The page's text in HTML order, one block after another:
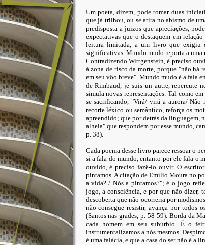
Um poeta, dizem, pode tomar duas
que já trilhou, ou se atira no abismo de
predisposta a juízos que apreciações,
expectativas que o destaquem em
leitura limitada, a um livro que exigiu
significativas. Mundo mudo reporta a
Contradizendo Wittgenstein, é preciso
à zona de risco da morte, porque "não
em seu vôo breve". Mundo mudo é a fala
de Rimbaud, je suis un autre, repercute
simula novas representações. Tal como
se sacrificando, "Virá/ virá a aurora/ Não
recorte léxico ou semântico, reforça os
apreendido; que por detrás da linguagem,
alheia" que respondem por esse mundo,
p. 38).
Cada poema desse livro parece ressoar o
si a fala do mundo, entanto por ele fala o
ouvido, é preciso fazê-lo ouvir. O
pintamos. A citação de Emílio Moura no
a vida? / Nós a pintamos?"; é o jogo
jogo, a consciência, e por que não dizer,
descoberta que não ocorreria por
não consegue resistir, avança por todos
(Santos nas grades, p. 58-59). Borda da
cada homem em seu subúrbio. É o
instrumentalizamos a nós mesmos.
é uma falácia, e que a casa do ser não é a